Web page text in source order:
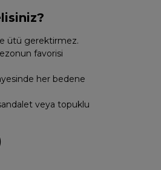
ütü gerektirmez.
favorisi
her bedene
veya topuklu